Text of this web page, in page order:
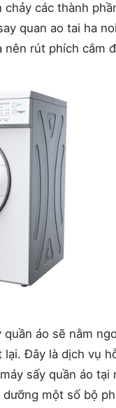
các thành
quan ao tai ha
rút phích cắm
áo sẽ nằm
Đây là dịch vụ
sấy quần áo
một số bộ